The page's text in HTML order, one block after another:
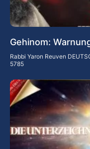
Gehinom:
Rabbi Yaron Reuven
5785